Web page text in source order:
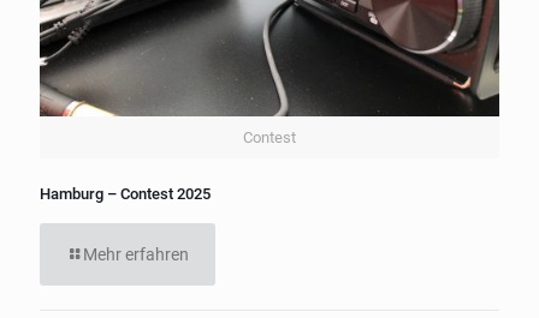
Contest
Hamburg – Contest 2025
Mehr erfahren